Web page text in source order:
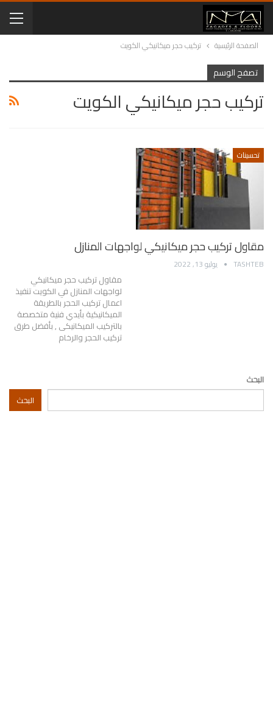
الصفحة الرئيسية تركيب حجر ميكانيكي الكويت
تصفح الوسم
تركيب حجر ميكانيكي الكويت
تحسينات
مقاول تركيب حجر ميكانيكي لواجهات المنازل
TASHTEB يوليو 13, 2022
مقاول تركيب حجر ميكانيكي
لواجهات المنازل في الكويت تنفيذ
اعمال تركيب الحجر بالطريقة
الميكانيكية بأيدي فنية متخصصة
بالتركيب الميكانيكى , بأفضل طرق
تركيب الحجر والرخام
البحث
البحث